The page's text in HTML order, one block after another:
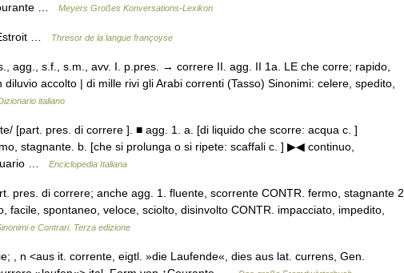
… Meyers Großes Konversations-Lexikon
… Thresor de la langue françoyse
agg., s.f., s.m., avv. I. p.pres. → correre II. agg. II 1a. LE che corre; rapido,
accolto | di mille rivi gli Arabi correnti (Tasso) Sinonimi: celere, spedito,
italiano
[part. pres. di correre ]. ■ agg. 1. a. [di liquido che scorre: acqua c. ]
stagnante. b. [che si prolunga o si ripete: scaffali c. ] ▶◀ continuo,
…
Enciclopedia Italiana
pres. di correre; anche agg. 1. fluente, scorrente CONTR. fermo, stagnante 2.
facile, spontaneo, veloce, sciolto, disinvolto CONTR. impacciato, impedito,
e Contrari. Terza edizione
, n <aus it. corrente, eigtl. »die Laufende«, dies aus lat. currens, Gen.